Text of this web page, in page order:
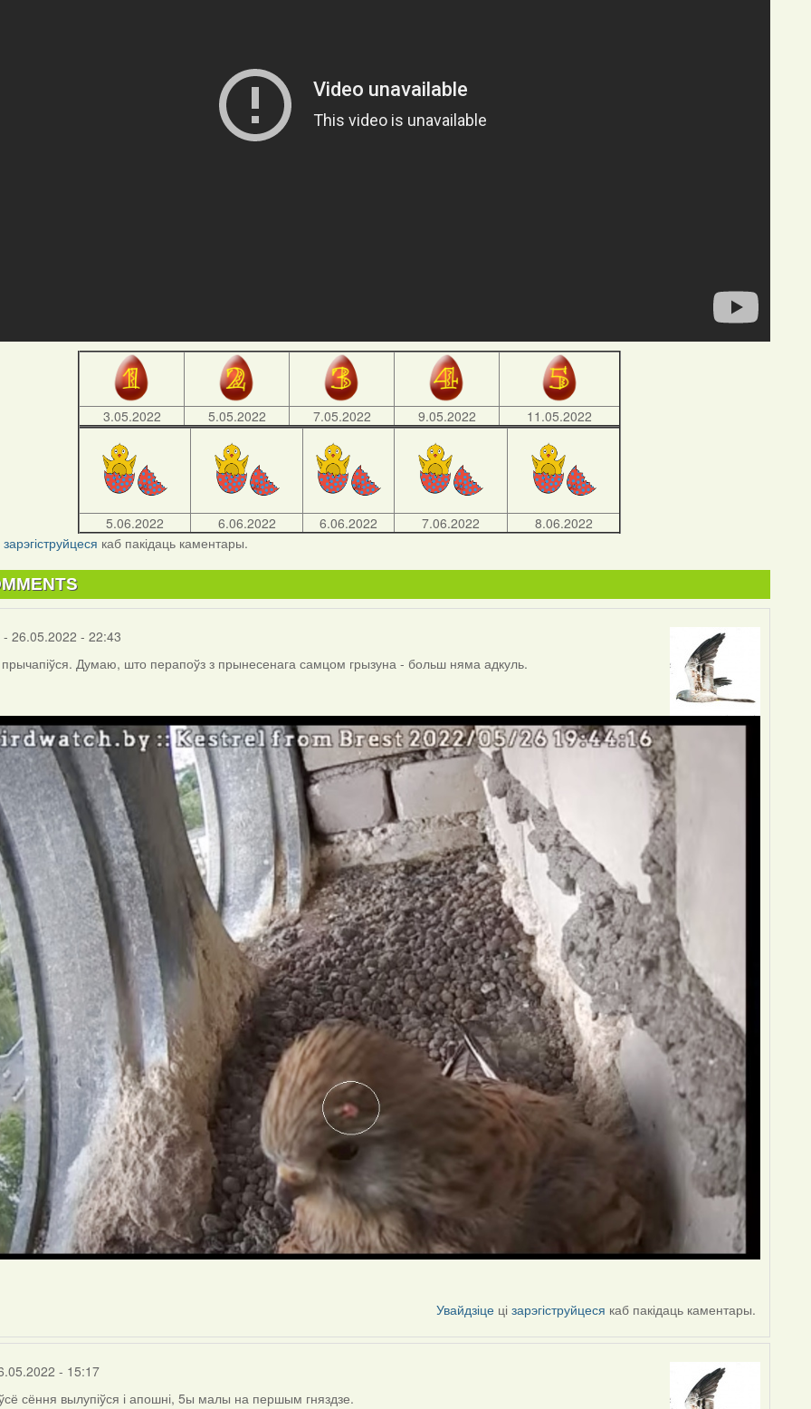
3.05.2022 5.05.2022 7.05.2022 9.05.2022 11.05.2022
5.06.2022 6.06.2022 6.06.2022 7.06.2022
8.06.2022
зарэгіструйцеся каб пакідаць каментары.
- 26.05.2022 - 22:43
Думаю, што перапоўз з прынесенага самцом грызуна - больш няма адкуль.
Увайдзіце цізарэгіструйцеся каб пакідаць каментары.
- 15:17
сёння вылупіўся і апошні, 5ы малы на першым гняздзе.